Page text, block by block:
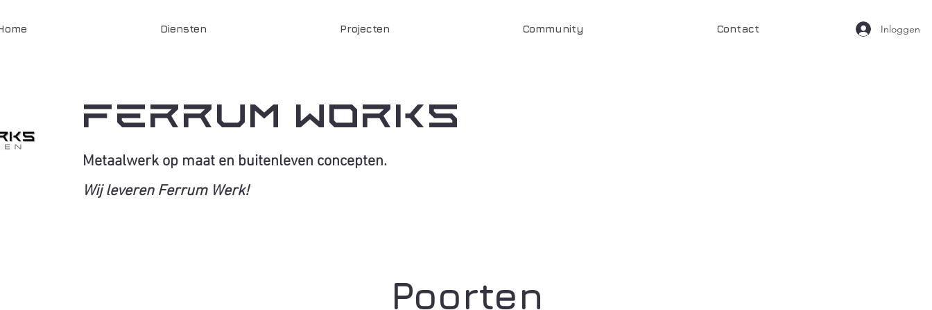
Diensten Projecten Community Contact Inloggen
FERRUM WORKS
Metaalwerk op maat en buitenleven concepten.
Wij leveren Ferrum Werk!
Poorten